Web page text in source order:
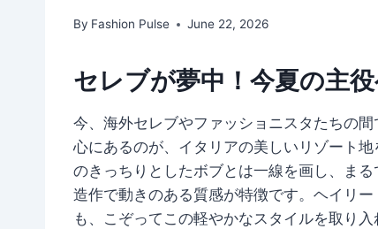
By Fashion Pulse June 22, 2026
セレブが夢中！今夏の主
今、海外セレブやファッショニスタたちの
心にあるのが、イタリアの美しいリゾート
のきっちりとしたボブとは一線を画し、ま
造作で動きのある質感が特徴です。ヘイリ
も、こぞってこの軽やかなスタイルを取り